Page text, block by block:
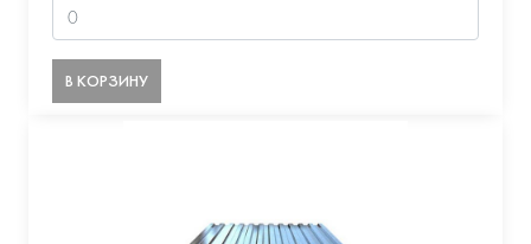
В КОРЗИНУ